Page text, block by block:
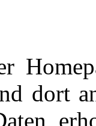
dort